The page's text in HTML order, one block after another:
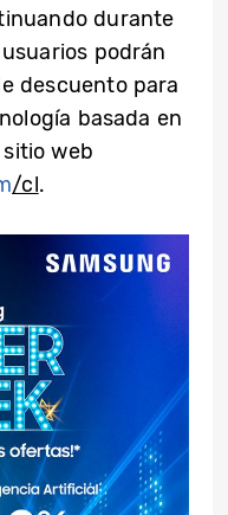
durante
podrán
descuento para
basada en
web
/cl.